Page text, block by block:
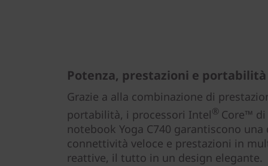
Potenza, prestazioni e portabilità
Grazie a alla combinazione di
portabilità, i processori Intel® Core™
notebook Yoga C740 garantiscono
connettività veloce e prestazioni in
reattive, il tutto in un design elegante.